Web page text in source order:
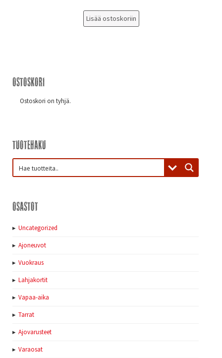
Lisää ostoskoriin
Ostoskori
Ostoskori on tyhjä.
Tuotehaku
Osastot
Uncategorized
Ajoneuvot
Vuokraus
Lahjakortit
Vapaa-aika
Tarrat
Ajovarusteet
Varaosat